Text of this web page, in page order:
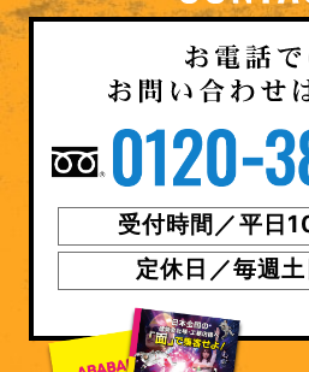
受付時間／平日
定休日／毎週